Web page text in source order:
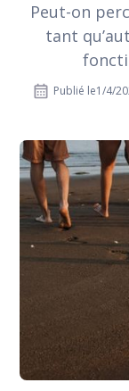
Peut-on
tant
Publié le1/4/